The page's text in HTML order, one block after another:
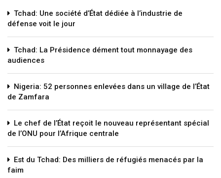
Tchad: Une société d’État dédiée à l’industrie de
défense voit le jour
Tchad: La Présidence dément tout monnayage des
audiences
Nigeria: 52 personnes enlevées dans un village de l’État
de Zamfara
Le chef de l’État reçoit le nouveau représentant spécial
de l’ONU pour l’Afrique centrale
Est du Tchad: Des milliers de réfugiés menacés par la
faim